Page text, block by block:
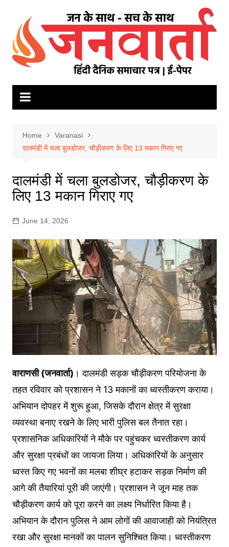
content
Home
Varanasi
दालमंडी में चला बुलडोजर, चौड़ीकरण के लिए 13 मकान गिराए गए
दालमंडी में चला बुलडोजर, चौड़ीकरण के
लिए 13 मकान गिराए गए
June 14, 2026
वाराणसी (जनवार्ता) । दालमंडी सड़क चौड़ीकरण परियोजना के
तहत रविवार को प्रशासन ने 13 मकानों का ध्वस्तीकरण कराया।
अभियान दोपहर में शुरू हुआ, जिसके दौरान क्षेत्र में सुरक्षा
व्यवस्था बनाए रखने के लिए भारी पुलिस बल तैनात रहा।
प्रशासनिक अधिकारियों ने मौके पर पहुंचकर ध्वस्तीकरण कार्य
और सुरक्षा प्रबंधों का जायजा लिया। अधिकारियों के अनुसार
ध्वस्त किए गए भवनों का मलबा शीघ्र हटाकर सड़क निर्माण की
आगे की तैयारियां पूरी की जाएंगी। प्रशासन ने जून माह तक
चौड़ीकरण कार्य को पूरा करने का लक्ष्य निर्धारित किया है।
अभियान के दौरान पुलिस ने आम लोगों की आवाजाही को नियंत्रित
रखा और सुरक्षा मानकों का पालन सुनिश्चित किया। ध्वस्तीकरण